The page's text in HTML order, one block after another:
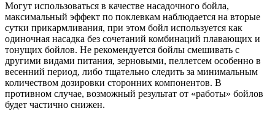
Могут использоваться в качестве насадочного бойла,
максимальный эффект по поклевкам наблюдается на вторые
сутки прикармливания, при этом бойл используется как
одиночная насадка без сочетаний комбинаций плавающих и
тонущих бойлов. Не рекомендуется бойлы смешивать с
другими видами питания, зерновыми, пеллетсем особенно в
весенний период, либо тщательно следить за минимальным
количеством дозировки сторонних компонентов. В
противном случае, возможный результат от «работы» бойлов
будет частично снижен.